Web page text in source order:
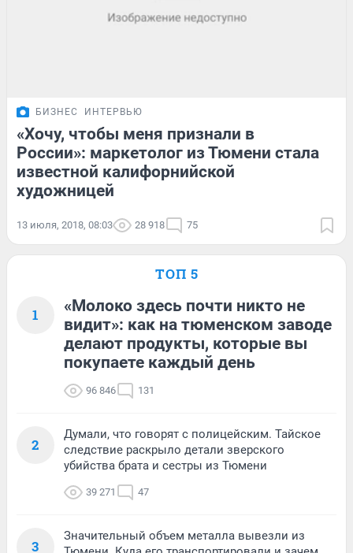
БИЗНЕС ИНТЕРВЬЮ
«Хочу, чтобы меня признали в
России»: маркетолог из Тюмени стала
известной калифорнийской
художницей
13 июля, 2018, 08:03 28 918 75
ТОП 5
1
«Молоко здесь почти никто не
видит»: как на тюменском заводе
делают продукты, которые вы
покупаете каждый день
96 846 131
2
Думали, что говорят с полицейским. Тайское
следствие раскрыло детали зверского
убийства брата и сестры из Тюмени
39 271 47
3
Значительный объем металла вывезли из